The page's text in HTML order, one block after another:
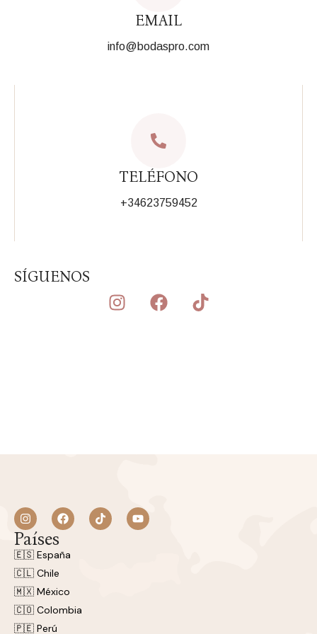
EMAIL
info@bodaspro.com
TELÉFONO
+34623759452
SÍGUENOS
Países
🇪🇸 España
🇨🇱 Chile
🇲🇽 México
🇨🇴 Colombia
🇵🇪 Perú